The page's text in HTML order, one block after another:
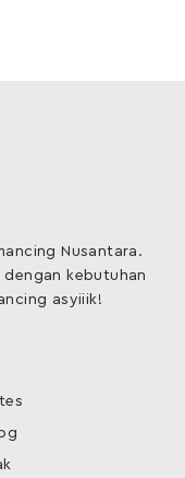
Nusantara.
dengan kebutuhan
asyiiik!